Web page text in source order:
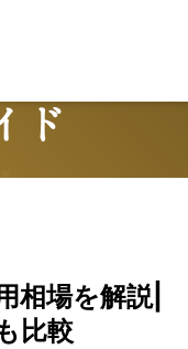
ド
相場を解説|
比較